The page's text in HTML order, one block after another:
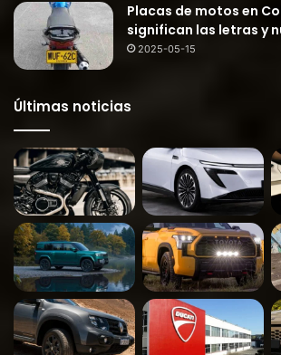
Placas de motos en
significan las letras y
2025-05-15
Últimas noticias